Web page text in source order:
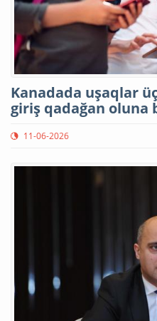
Kanadada uşaqlar
giriş qadağan oluna
11-06-2026